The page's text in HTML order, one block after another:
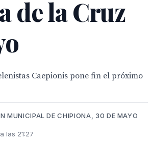
de la Cruz
Caepionis pone fin el próximo
MUNICIPAL DE CHIPIONA, 30 DE MAYO
las 21:27